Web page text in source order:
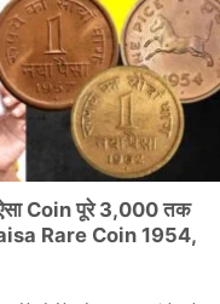
Coin पूरे 3,000 तक
Rare Coin 1954,